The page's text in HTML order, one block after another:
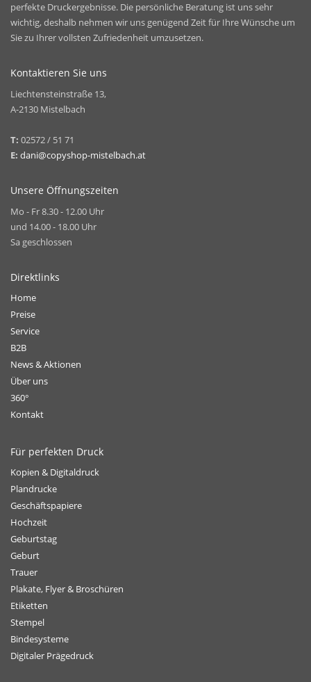
perfekte Druckergebnisse. Die persönliche Beratung ist uns sehr
wichtig, deshalb nehmen wir uns genügend Zeit für Ihre Wünsche um
Sie zu Ihrer vollsten Zufriedenheit umzusetzen.
Kontaktieren Sie uns
Liechtensteinstraße 13,
A-2130 Mistelbach
T: 02572 / 51 71
E: dani@copyshop-mistelbach.at
Unsere Öffnungszeiten
Mo - Fr 8.30 - 12.00 Uhr
und 14.00 - 18.00 Uhr
Sa geschlossen
Direktlinks
Home
Preise
Service
B2B
News & Aktionen
Über uns
360°
Kontakt
Für perfekten Druck
Kopien & Digitaldruck
Plandrucke
Geschäftspapiere
Hochzeit
Geburtstag
Geburt
Trauer
Plakate, Flyer & Broschüren
Etiketten
Stempel
Bindesysteme
Digitaler Prägedruck